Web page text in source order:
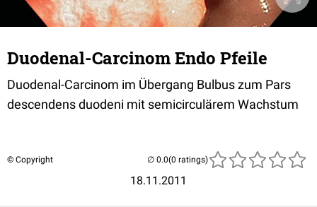
Duodenal-Carcinom Endo Pfeile
Duodenal-Carcinom im Übergang Bulbus zum Pars
descendens duodeni mit semicirculärem Wachstum
© Copyright
18.11.2011
(0 ratings)